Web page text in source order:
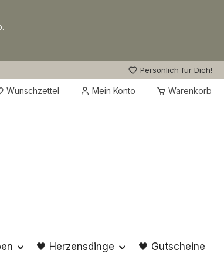
Persönlich für Dich!
Wunschzettel Du hast 0 Produkte auf dem Merkzettel
Mein Konto Warenkorb
🖤 Herzensdinge 🖤 Gutscheine